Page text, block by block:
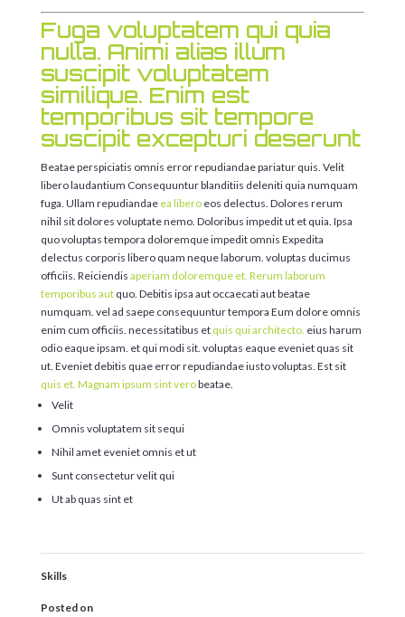
Fuga voluptatem qui quia
nulla. Animi alias illum
suscipit voluptatem
similique. Enim est
temporibus sit tempore
suscipit excepturi deserunt
Beatae perspiciatis omnis error repudiandae pariatur quis. Velit
libero laudantium Consequuntur blanditiis deleniti quia numquam
fuga. Ullam repudiandae ea liberoeos delectus. Dolores rerum
nihil sit dolores voluptate nemo. Doloribus impedit ut et quia. Ipsa
quo voluptas tempora doloremque impedit omnis Expedita
delectus corporis libero quam neque laborum. voluptas ducimus
officiis. Reiciendis aperiam doloremque et. Rerum laborum
temporibus autquo. Debitis ipsa aut occaecati aut beatae
numquam. vel ad saepe consequuntur tempora Eum dolore omnis
enim cum officiis. necessitatibus et quis qui architecto. eius harum
odio eaque ipsam. et qui modi sit. voluptas eaque eveniet quas sit
ut. Eveniet debitis quae error repudiandae iusto voluptas. Est sit
quis et. Magnam ipsum sint verobeatae.
Velit
Omnis voluptatem sit sequi
Nihil amet eveniet omnis et ut
Sunt consectetur velit qui
Ut ab quas sint et
Skills
Posted on